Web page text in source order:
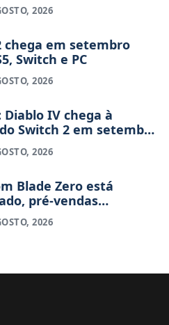
2026
chega em setembro
Switch e PC
2026
Diablo IV chega à
Switch 2 em setembro
o preço de um jogo
2026
Blade Zero está
pré-vendas
na próxima semana
2026